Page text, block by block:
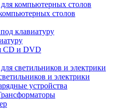
столов
клавиатуру
CD и DVD
и электрики
устройства